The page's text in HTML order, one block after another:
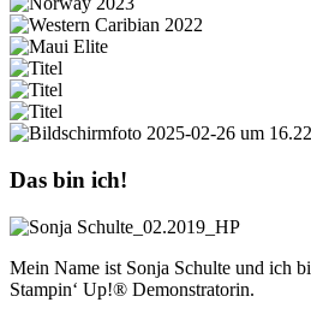
Das bin ich!
Mein Name ist Sonja Schulte und ich
Stampin‘ Up!® Demonstratorin.